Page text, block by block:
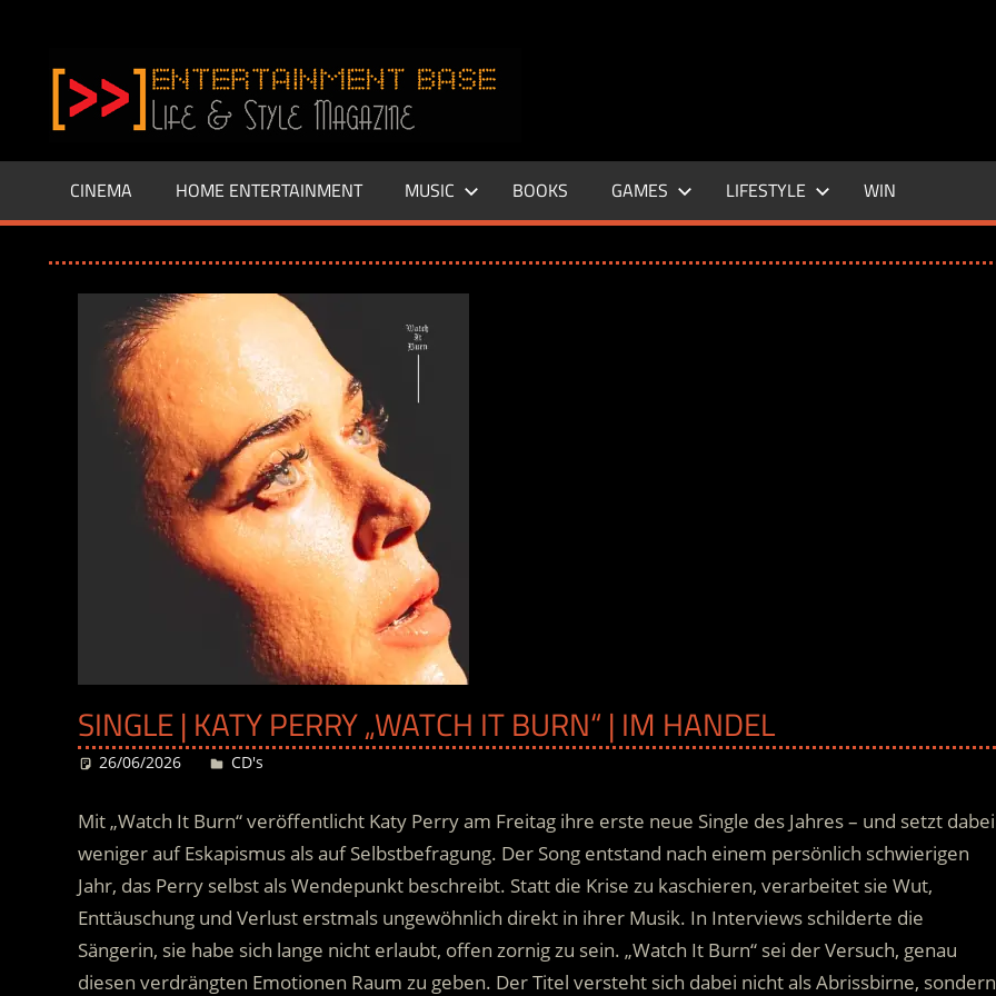
springen
–
LIFE
Base.de
CINEMA HOME ENTERTAINMENT MUSIC BOOKS GAMES LIFESTYLE WIN
SINGLE | KATY PERRY „WATCH IT BURN“ | IM HANDEL
26/06/2026 Desiree
CD's
Mit „Watch It Burn“ veröffentlicht Katy Perry am Freitag ihre erste neue Single des Jahres – und setzt dabei
weniger auf Eskapismus als auf Selbstbefragung. Der Song entstand nach einem persönlich schwierigen
Jahr, das Perry selbst als Wendepunkt beschreibt. Statt die Krise zu kaschieren, verarbeitet sie Wut,
Enttäuschung und Verlust erstmals ungewöhnlich direkt in ihrer Musik. In Interviews schilderte die
Sängerin, sie habe sich lange nicht erlaubt, offen zornig zu sein. „Watch It Burn“ sei der Versuch, genau
diesen verdrängten Emotionen Raum zu geben. Der Titel versteht sich dabei nicht als Abrissbirne, sondern